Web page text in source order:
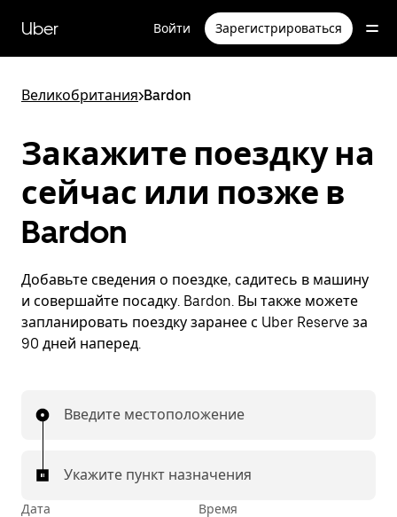
перейти
к
содержимому
Uber Войти Зарегистрироваться
Великобритания>Bardon
Закажите поездку на
сейчас или позже в
Bardon
Добавьте сведения о поездке, садитесь в машину
и совершайте посадку. Bardon. Вы также можете
запланировать поездку заранее с Uber Reserve за
90 дней наперед.
Введите местоположение
Укажите пункт назначения
Дата Время